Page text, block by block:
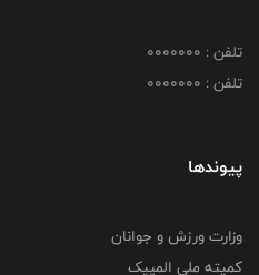
تلفن : 0000000
تلفن : 0000000
پیوندها
وزارت ورزش و جوانان
کمیته ملی المپیک